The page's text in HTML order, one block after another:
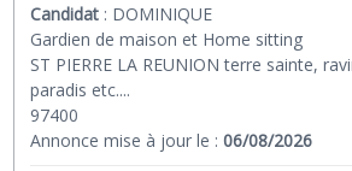
Candidat : DOMINIQUE
Gardien de maison et Home sitting
ST PIERRE LA REUNION terre sainte,
paradis etc....
97400
Annonce mise à jour le :06/08/2026